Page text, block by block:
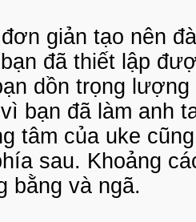
giản tạo nên
đã thiết lập
dồn trọng
bạn đã làm anh
tâm của uke
sau. Khoảng
bằng và ngã.